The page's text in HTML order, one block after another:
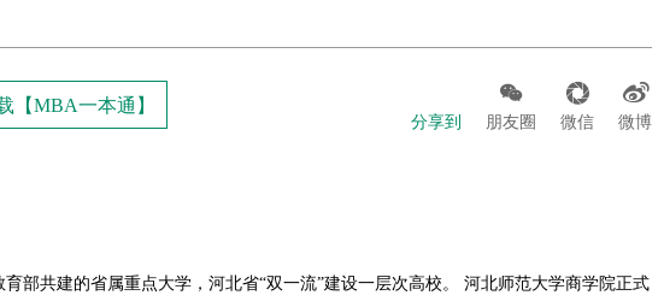
【MBA一本通】
分享到

朋友圈

微信

微博
部共建的省属重点大学，河北省“双一流”建设一层次高校。 河北师范大学商学院正式